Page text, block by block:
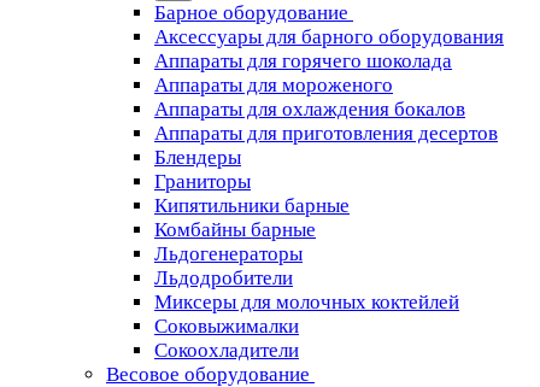
Барное оборудование
Аксессуары для барного оборудования
Аппараты для горячего шоколада
Аппараты для мороженого
Аппараты для охлаждения бокалов
Аппараты для приготовления десертов
Блендеры
Граниторы
Кипятильники барные
Комбайны барные
Льдогенераторы
Льдодробители
Миксеры для молочных коктейлей
Соковыжималки
Сокоохладители
Весовое оборудование